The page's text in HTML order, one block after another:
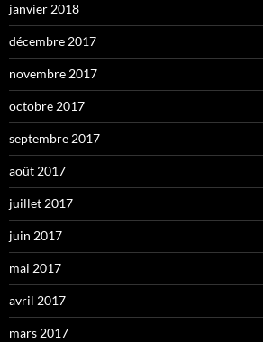
janvier 2018
décembre 2017
novembre 2017
octobre 2017
septembre 2017
août 2017
juillet 2017
juin 2017
mai 2017
avril 2017
mars 2017